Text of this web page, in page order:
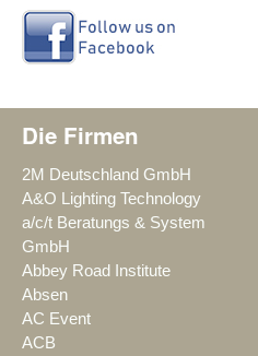
Die Firmen
2M Deutschland GmbH
A&O Lighting Technology
a/c/t Beratungs & System
GmbH
Abbey Road Institute
Absen
AC Event
ACB